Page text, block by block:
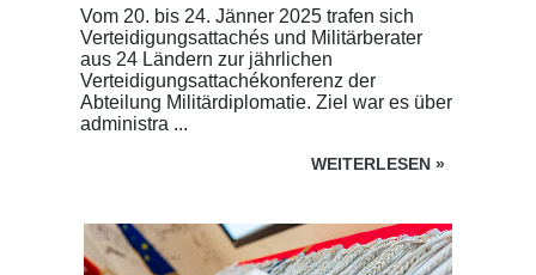
Vom 20. bis 24. Jänner 2025 trafen sich
Verteidigungsattachés und Militärberater
aus 24 Ländern zur jährlichen
Verteidigungsattachékonferenz der
Abteilung Militärdiplomatie. Ziel war es über
administra ...
WEITERLESEN »